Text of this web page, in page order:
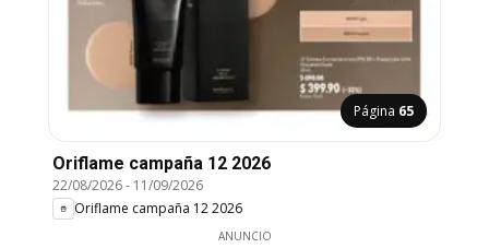
Página 65
Oriflame campaña 12 2026
22/08/2026- 11/09/2026
Oriflame campaña 12 2026
ANUNCIO